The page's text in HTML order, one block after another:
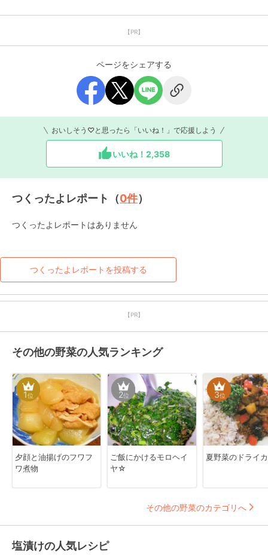
【PR】
ページをシェアする
おいしそう♡と思ったら「いいね！」で応援しよう
いいね！ 2,358
つくったよレポート（0件）
つくったよレポートはありません
つくったよレポートを投稿する
【PR】
その他の野菜の人気ランキング
1位
夕顔と油揚げのフワフ
ワ煮物
2位
ご飯にかけるモロヘイ
ヤ☆
3位
夏野菜のドライ
その他の野菜のカテゴリへ
塩漬けの人気レシピ